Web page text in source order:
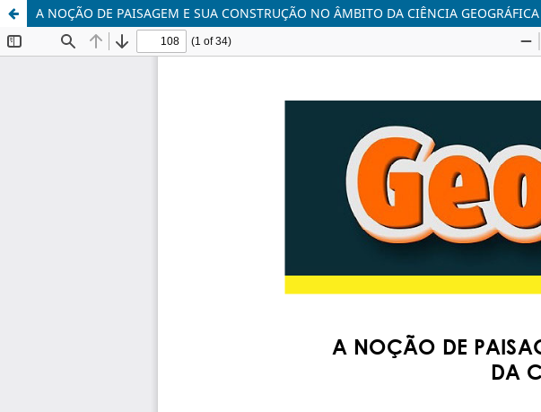
A NOÇÃO DE PAISAGEM E SUA CONSTRUÇÃO NO ÂMBITO DA CIÊNCIA GEOGRÁFICA